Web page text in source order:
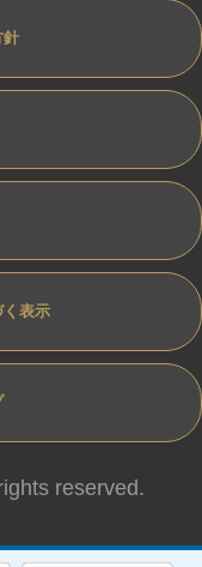
針
く表示
reserved.